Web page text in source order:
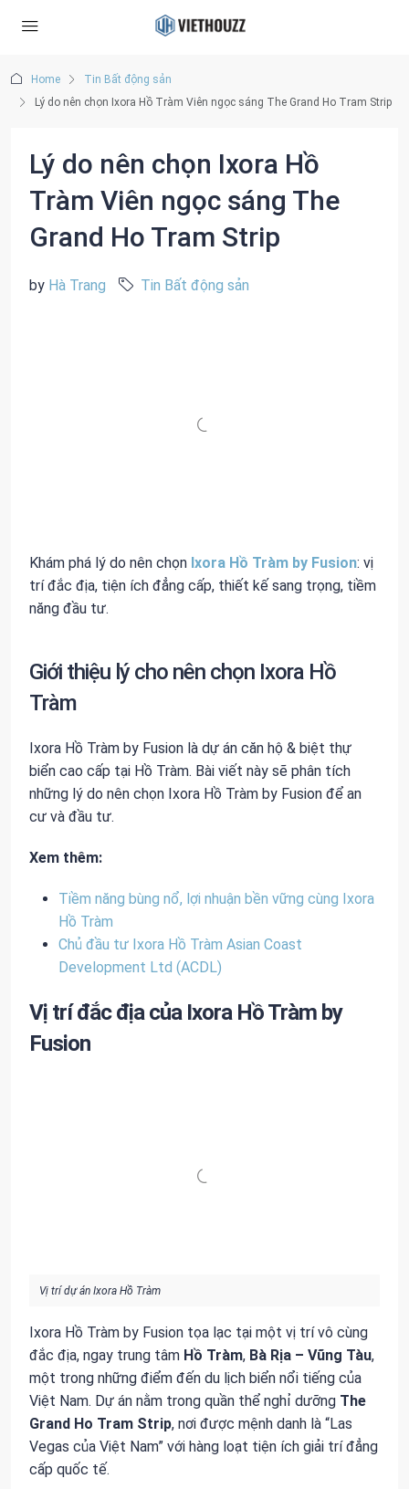
Home
Tin Bất động sản
Lý do nên chọn Ixora Hồ Tràm Viên ngọc sáng The Grand Ho Tram Strip
Lý do nên chọn Ixora Hồ
Tràm Viên ngọc sáng The
Grand Ho Tram Strip
by Hà Trang Tin Bất động sản
Khám phá lý do nên chọn Ixora Hồ Tràm by Fusion: vị
trí đắc địa, tiện ích đẳng cấp, thiết kế sang trọng, tiềm
năng đầu tư.
Giới thiệu lý cho nên chọn Ixora Hồ
Tràm
Ixora Hồ Tràm by Fusion là dự án căn hộ & biệt thự
biển cao cấp tại Hồ Tràm. Bài viết này sẽ phân tích
những lý do nên chọn Ixora Hồ Tràm by Fusion để an
cư và đầu tư.
Xem thêm:
Tiềm năng bùng nổ, lợi nhuận bền vững cùng Ixora
Hồ Tràm
Chủ đầu tư Ixora Hồ Tràm Asian Coast
Development Ltd (ACDL)
Vị trí đắc địa của Ixora Hồ Tràm by
Fusion
Vị trí dự án Ixora Hồ Tràm
Ixora Hồ Tràm by Fusion tọa lạc tại một vị trí vô cùng
đắc địa, ngay trung tâm Hồ Tràm, Bà Rịa – Vũng Tàu,
một trong những điểm đến du lịch biển nổi tiếng của
Việt Nam. Dự án nằm trong quần thể nghỉ dưỡng The
Grand Ho Tram Strip, nơi được mệnh danh là “Las
Vegas của Việt Nam” với hàng loạt tiện ích giải trí đẳng
cấp quốc tế.